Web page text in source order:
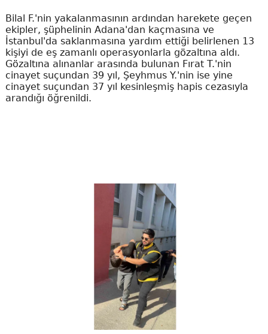
Bilal F.'nin yakalanmasının ardından harekete geçen
ekipler, şüphelinin Adana'dan kaçmasına ve
İstanbul'da saklanmasına yardım ettiği belirlenen 13
kişiyi de eş zamanlı operasyonlarla gözaltına aldı.
Gözaltına alınanlar arasında bulunan Fırat T.'nin
cinayet suçundan 39 yıl, Şeyhmus Y.'nin ise yine
cinayet suçundan 37 yıl kesinleşmiş hapis cezasıyla
arandığı öğrenildi.